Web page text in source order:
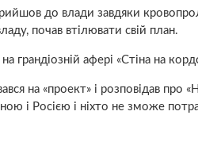
до влади завдяки
почав втілювати свій план.
афері «Стіна на
на «проект» і розповідав про
і Росією і ніхто не зможе